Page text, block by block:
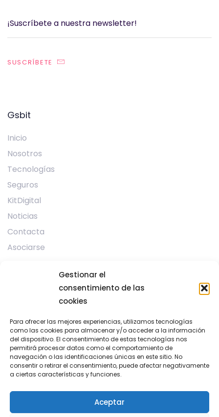
Gestionar el
consentimiento de las
cookies
Para ofrecer las mejores experiencias, utilizamos tecnologías
como las cookies para almacenar y/o acceder a la información
del dispositivo. El consentimiento de estas tecnologías nos
permitirá procesar datos como el comportamiento de
navegación o las identificaciones únicas en este sitio. No
consentir o retirar el consentimiento, puede afectar negativamente
a ciertas características y funciones.
Aceptar
SUSCRÍBETE
Gsbit
Inicio
Nosotros
Tecnologías
Seguros
KitDigital
Noticias
Contacta
Asociarse
Mentorización
Contacto
971 439 866
gerencia@gsbit.org
Parc Bit, Ctra. Valldemossa km 7.4, CP 07121, Palma